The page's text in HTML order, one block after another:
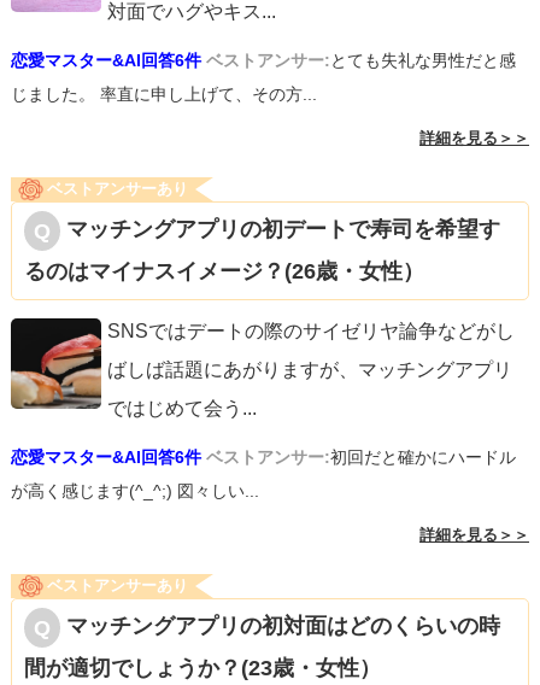
対面でハグやキス...
恋愛マスター&AI回答6件 ベストアンサー:とても失礼な男性だと感
じました。 率直に申し上げて、その方...
詳細を見る＞＞
ベストアンサーあり
マッチングアプリの初デートで寿司を希望す
るのはマイナスイメージ？(26歳・女性）
SNSではデートの際のサイゼリヤ論争などがし
ばしば話題にあがりますが、マッチングアプリ
ではじめて会う ...
恋愛マスター&AI回答6件 ベストアンサー:初回だと確かにハードル
が高く感じます(^_^;) 図々しい...
詳細を見る＞＞
ベストアンサーあり
マッチングアプリの初対面はどのくらいの時
間が適切でしょうか？(23歳・女性）